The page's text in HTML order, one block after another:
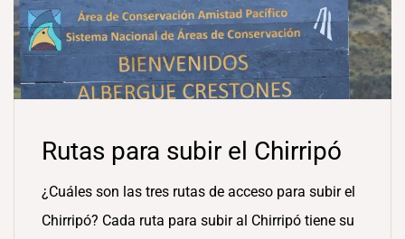
Rutas para subir el Chirripó
¿Cuáles son las tres rutas de acceso para subir el
Chirripó? Cada ruta para subir al Chirripó tiene su